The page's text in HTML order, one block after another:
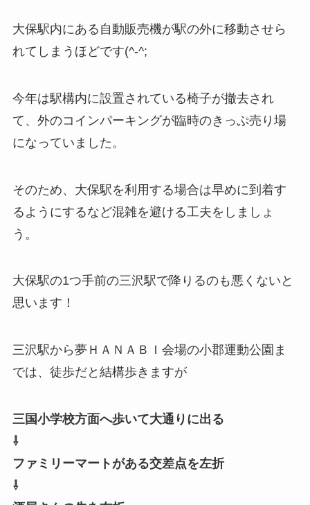
大保駅内にある自動販売機が駅の外に移動させら
れてしまうほどです(^-^;
今年は駅構内に設置されている椅子が撤去され
て、外のコインパーキングが臨時のきっぷ売り場
になっていました。
そのため、大保駅を利用する場合は早めに到着す
るようにするなど混雑を避ける工夫をしましょ
う。
大保駅の1つ手前の三沢駅で降りるのも悪くないと
思います！
三沢駅から夢ＨＡＮＡＢＩ会場の小郡運動公園ま
では、徒歩だと結構歩きますが
三国小学校方面へ歩いて大通りに出る
⇩
ファミリーマートがある交差点を左折
⇩